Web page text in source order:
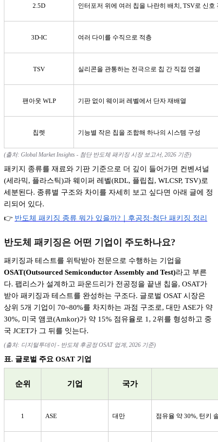
2.5D 인터포저 위에 여러 칩을 나란히 배치 , TSV로 신호
3D-IC 여러 다이를 수직으로 적층
TSV 실리콘을 관통하는 전극으로 칩 간 직접 연결
팬아웃 WLP 기판 없이 웨이퍼 레벨에서 단자 재배열
칩렛 기능별 작은 칩을 조합해 하나의 시스템 구성
(출처: Global Market Insights - 첨단 반도체 패키징 시장 보고서, 2026 기준)
패키지 종류를 재료와 기판 기준으로 더 깊이 들어가면 컨벤셔널
(세라믹, 플라스틱)과 웨이퍼 레벨(RDL, 플립칩, WLCSP, TSV)로
세분된다. 종류별 구조와 차이를 자세히 보고 싶다면 아래 글에 정
리되어 있다.
👉 반도체 패키징 종류 뭐가 있을까? ｜후공정·첨단 패키징 정리
반도체 패키징은 어떤 기업이 주도하나요?
패키징과 테스트를 위탁받아 전문으로 수행하는 기업을
OSAT(Outsourced Semiconductor Assembly and Test)라고 부른
다. 팹리스가 설계하고 파운드리가 전공정을 끝낸 칩을, OSAT가
받아 패키징과 테스트를 완성하는 구조다. 글로벌 OSAT 시장은
상위 5개 기업이 70~80%를 차지하는 과점 구조로, 대만 ASE가 약
30%, 미국 앰코(Amkor)가 약 15% 점유율로 1, 2위를 형성하고 중
국 JCET가 그 뒤를 잇는다.
(출처: 디지털투데이- 반도체 후공정OSAT 업계, 2026 기준)
표. 글로벌 주요 OSAT 기업
순위 기업 국가
1 ASE 대만 점유율 약 30%, 턴키